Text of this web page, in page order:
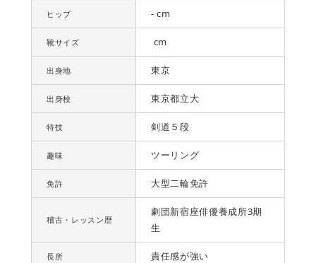
ヒップ - cm
靴サイズ cm
出身地 東京
出身校 東京都立大
特技 剣道５段
趣味 ツーリング
免許 大型二輪免許
稽古・レッスン歴
劇団新宿座俳優養成所3期
生
長所 責任感が強い